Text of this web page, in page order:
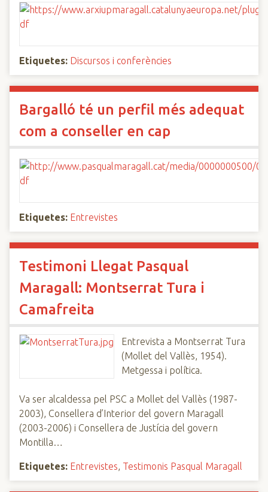
Etiquetes: Discursos i conferències
Bargalló té un perfil més adequat
com a conseller en cap
Etiquetes: Entrevistes
Testimoni Llegat Pasqual
Maragall: Montserrat Tura i
Camafreita
Entrevista a Montserrat Tura
(Mollet del Vallès, 1954).
Metgessa i política.
Va ser alcaldessa pel PSC a Mollet del Vallès (1987-
2003), Consellera d’Interior del govern Maragall
(2003-2006) i Consellera de Justícia del govern
Montilla…
Etiquetes: Entrevistes, Testimonis Pasqual Maragall